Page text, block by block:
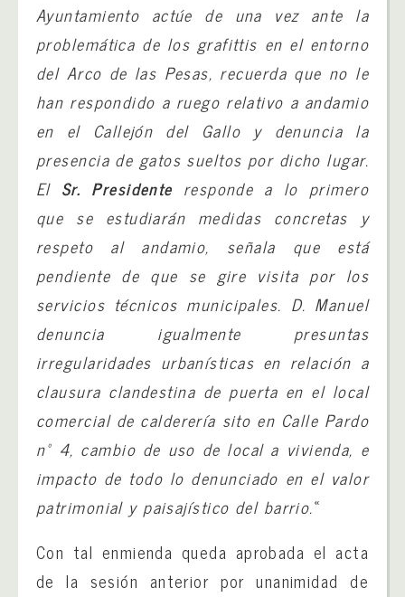
Ayuntamiento actúe de una vez ante la
problemática de los grafittis en el entorno
del Arco de las Pesas, recuerda que no le
han respondido a ruego relativo a andamio
en el Callejón del Gallo y denuncia la
presencia de gatos sueltos por dicho lugar.
El Sr. Presidente responde a lo primero
que se estudiarán medidas concretas y
respeto al andamio, señala que está
pendiente de que se gire visita por los
servicios técnicos municipales. D. Manuel
denuncia igualmente presuntas
irregularidades urbanísticas en relación a
clausura clandestina de puerta en el local
comercial de calderería sito en Calle Pardo
nº 4, cambio de uso de local a vivienda, e
impacto de todo lo denunciado en el valor
patrimonial y paisajístico del barrio.«
Con tal enmienda queda aprobada el acta
de la sesión anterior por unanimidad de